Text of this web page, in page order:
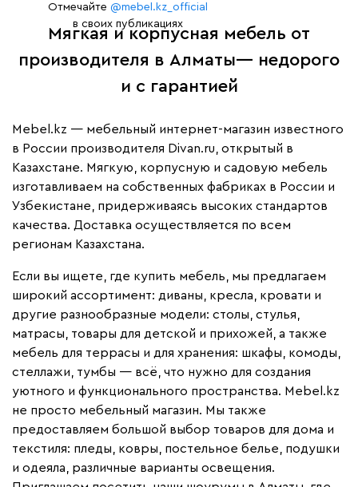
Отмечайте @mebel.kz_official
в своих публикациях
Мягкая и корпусная мебель от
производителя в Алматы— недорого
и с гарантией
Mebel.kz — мебельный интернет-магазин известного
в России производителя Divan.ru, открытый в
Казахстане. Мягкую, корпусную и садовую мебель
изготавливаем на собственных фабриках в России и
Узбекистане, придерживаясь высоких стандартов
качества. Доставка осуществляется по всем
регионам Казахстана.
Если вы ищете, где купить мебель, мы предлагаем
широкий ассортимент: диваны, кресла, кровати и
другие разнообразные модели: столы, стулья,
матрасы, товары для детской и прихожей, а также
мебель для террасы и для хранения: шкафы, комоды,
стеллажи, тумбы — всё, что нужно для создания
уютного и функционального пространства. Mebel.kz
не просто мебельный магазин. Мы также
предоставляем большой выбор товаров для дома и
текстиля: пледы, ковры, постельное белье, подушки
и одеяла, различные варианты освещения.